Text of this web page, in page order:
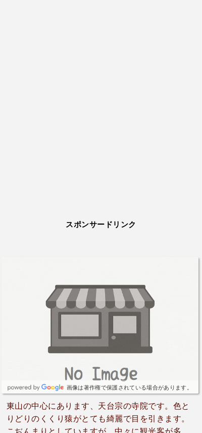
スポンサードリンク
画像は著作権で保護されている場合があります。
東山の中心にあります、天台宗の寺院です。色と
りどりのくくり猿がとても綺麗で目を引きます。
こぢんまりとしていますが、中々に観光客が多い